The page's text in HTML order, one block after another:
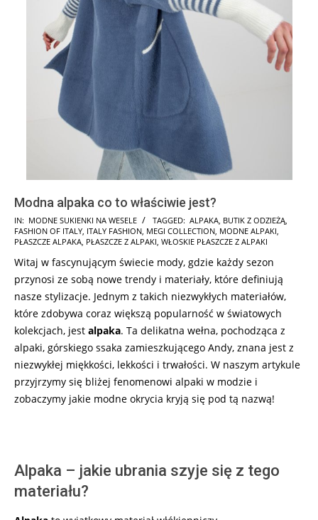
Modna alpaka co to właściwie jest?
2024-
02-
IN: MODNE SUKIENKI NA WESELE TAGGED: ALPAKA, BUTIK Z ODZIEŻĄ,
FASHION OF ITALY, ITALY FASHION, MEGI COLLECTION, MODNE ALPAKI,
PŁASZCZE ALPAKA, PŁASZCZE Z ALPAKI, WŁOSKIE PŁASZCZE Z ALPAKI
Witaj w fascynującym świecie mody, gdzie każdy sezon
przynosi ze sobą nowe trendy i materiały, które definiują
nasze stylizacje. Jednym z takich niezwykłych materiałów,
które zdobywa coraz większą popularność w światowych
kolekcjach, jest alpaka. Ta delikatna wełna, pochodząca z
alpaki, górskiego ssaka zamieszkującego Andy, znana jest z
niezwykłej miękkości, lekkości i trwałości. W naszym artykule
przyjrzymy się bliżej fenomenowi alpaki w modzie i
zobaczymy jakie modne okrycia kryją się pod tą nazwą!
Alpaka – jakie ubrania szyje się z tego
materiału?